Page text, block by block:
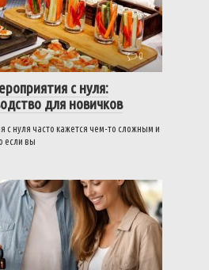
0
с нуля:
для новичков
с нуля часто кажется чем-то сложным и
если вы